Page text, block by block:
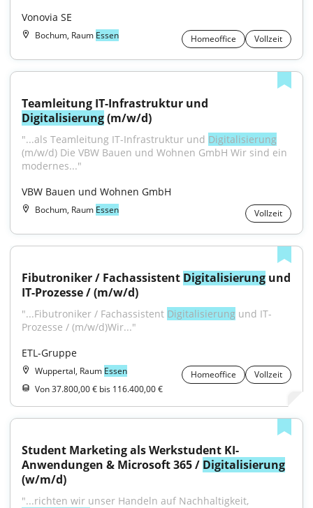
Vonovia SE
Bochum, Raum Essen Homeoffice Vollzeit
Digitalisierung (m/w/d)
"...als Teamleitung IT-Infrastruktur und Digitalisierung
(m/w/d) Die VBW Bauen und Wohnen GmbH Wir sind ein
modernes..."
VBW Bauen und Wohnen GmbH
Bochum, Raum Essen Vollzeit
Fibutroniker / Fachassistent Digitalisierung und
IT-Prozesse / (m/w/d)
"...Fibutroniker / Fachassistent Digitalisierung und IT-
Prozesse / (m/w/d)Wir..."
ETL-Gruppe
Wuppertal, Raum Essen Homeoffice
Vollzeit
Von 37.800,00 € bis 116.400,00 €
Student Marketing als Werkstudent KI-
Anwendungen & Microsoft 365 / Digitalisierung
(w/m/d)